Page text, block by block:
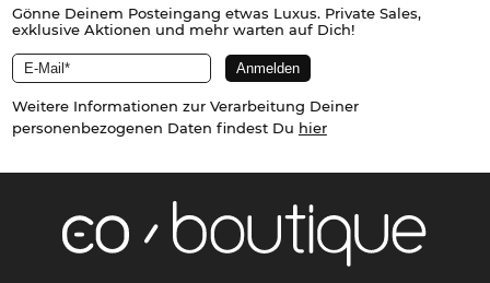
Gönne Deinem Posteingang etwas Luxus. Private Sales,
exklusive Aktionen und mehr warten auf Dich!
Weitere Informationen zur Verarbeitung Deiner
personenbezogenen Daten findest Du hier